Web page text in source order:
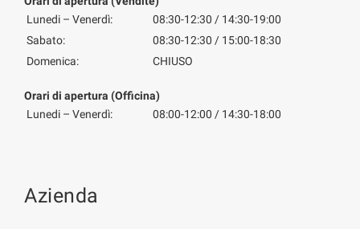
Lunedi – Venerdì:
08:30-12:30 / 14:30-19:00
Sabato:
08:30-12:30 / 15:00-18:30
Domenica:
CHIUSO
Orari di apertura (Officina)
Lunedi – Venerdì:
08:00-12:00 / 14:30-18:00
Azienda